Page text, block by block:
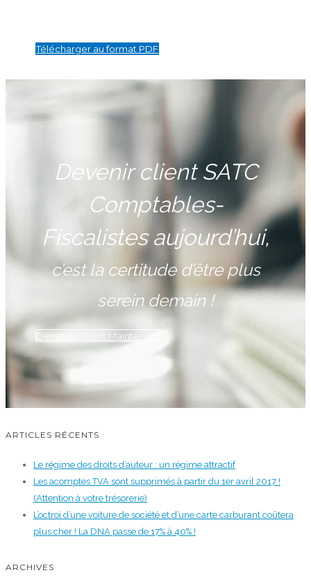
Télécharger au format PDF
Devenir client SATC
Comptables-
Fiscalistes aujourd’hui,
c’est la certitude d’être plus
serein demain !
Devenez Client Maintenant
ARTICLES RÉCENTS
Le régime des droits d’auteur : un régime attractif
Les acomptes TVA sont supprimés à partir du 1er avril 2017 !
(Attention à votre trésorerie)
L’octroi d’une voiture de société et d’une carte carburant coûtera
plus cher ! La DNA passe de 17% à 40% !
ARCHIVES